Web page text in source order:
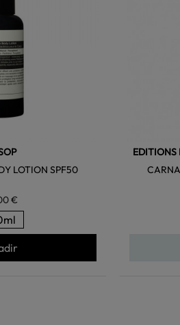
LOTION SPF50
€
EDITIONS